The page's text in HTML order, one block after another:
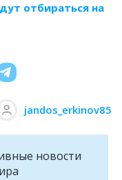
отбираться на
jandos_erkinov85
новости